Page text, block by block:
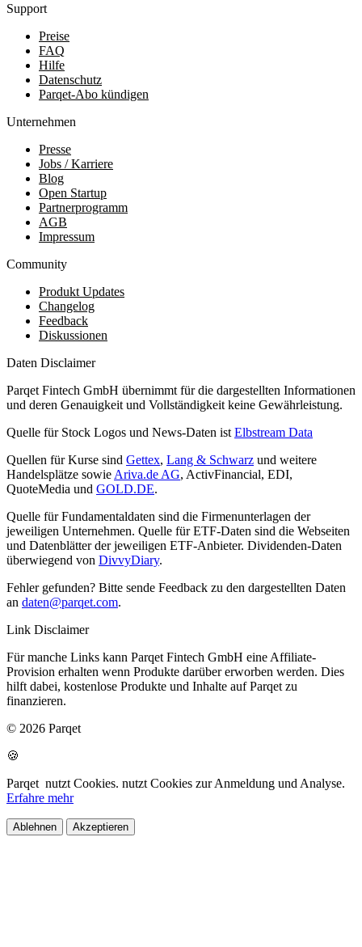
Support
Preise
FAQ
Hilfe
Datenschutz
Parqet-Abo kündigen
Unternehmen
Presse
Jobs / Karriere
Blog
Open Startup
Partnerprogramm
AGB
Impressum
Community
Produkt Updates
Changelog
Feedback
Diskussionen
Daten Disclaimer
Parqet Fintech GmbH übernimmt für die dargestellten Informationen
und deren Genauigkeit und Vollständigkeit keine Gewährleistung.
Quelle für Stock Logos und News-Daten ist Elbstream Data
Quellen für Kurse sind Gettex, Lang & Schwarz und weitere
Handelsplätze sowie Ariva.de AG, ActivFinancial, EDI,
QuoteMedia und GOLD.DE.
Quelle für Fundamentaldaten sind die Firmenunterlagen der
jeweiligen Unternehmen. Quelle für ETF-Daten sind die Webseiten
und Datenblätter der jeweiligen ETF-Anbieter. Dividenden-Daten
überwiegend von DivvyDiary.
Fehler gefunden? Bitte sende Feedback zu den dargestellten Daten
an daten@parqet.com.
Link Disclaimer
Für manche Links kann Parqet Fintech GmbH eine Affiliate-
Provision erhalten wenn Produkte darüber erworben werden. Dies
hilft dabei, kostenlose Produkte und Inhalte auf Parqet zu
finanzieren.
© 2026 Parqet
🍪
Parqet nutzt Cookies. nutzt Cookies zur Anmeldung und Analyse.
Erfahre mehr
Ablehnen Akzeptieren